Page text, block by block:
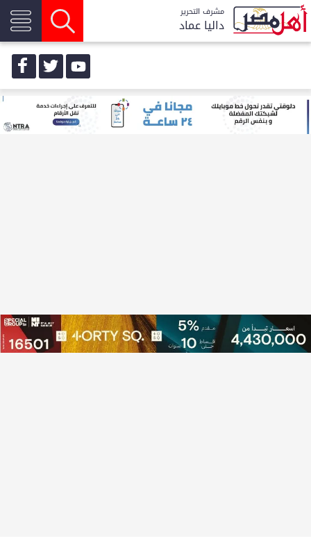
مشرف التحرير
داليا عماد